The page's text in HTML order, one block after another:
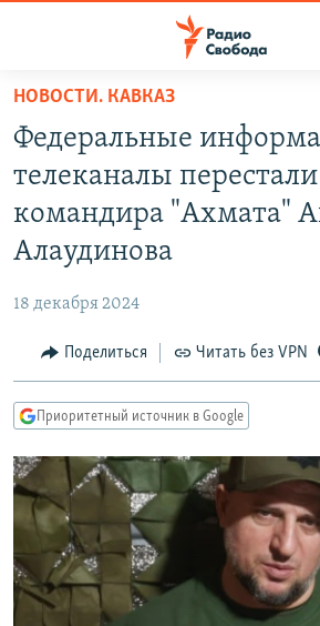
упрощенного
доступа
основному
содержанию
Вернутся
навигации
Вернутся
ПОДКАСТЫ
АВТОРСКИЕ ПРОЕКТЫ
ЦИТАТЫ СВОБОДЫ
КУЛЬТУРА
IDEL.РЕАЛИИ
КАВКАЗ.РЕАЛИИ
СИБИРЬ.РЕАЛИИ
РАСПИСАНИЕ ВЕЩАНИЯ
ПОДПИШИТЕСЬ НА РАССЫЛКУ
СОЦИАЛЬНЫЕ СЕТИ
НОВОСТИ. КАВКАЗ
Федеральные
телеканалы
командира "Ахмата"
Алаудинова
18 декабря 2024
Поделиться Читать без VPN
Приоритетный источник в Google